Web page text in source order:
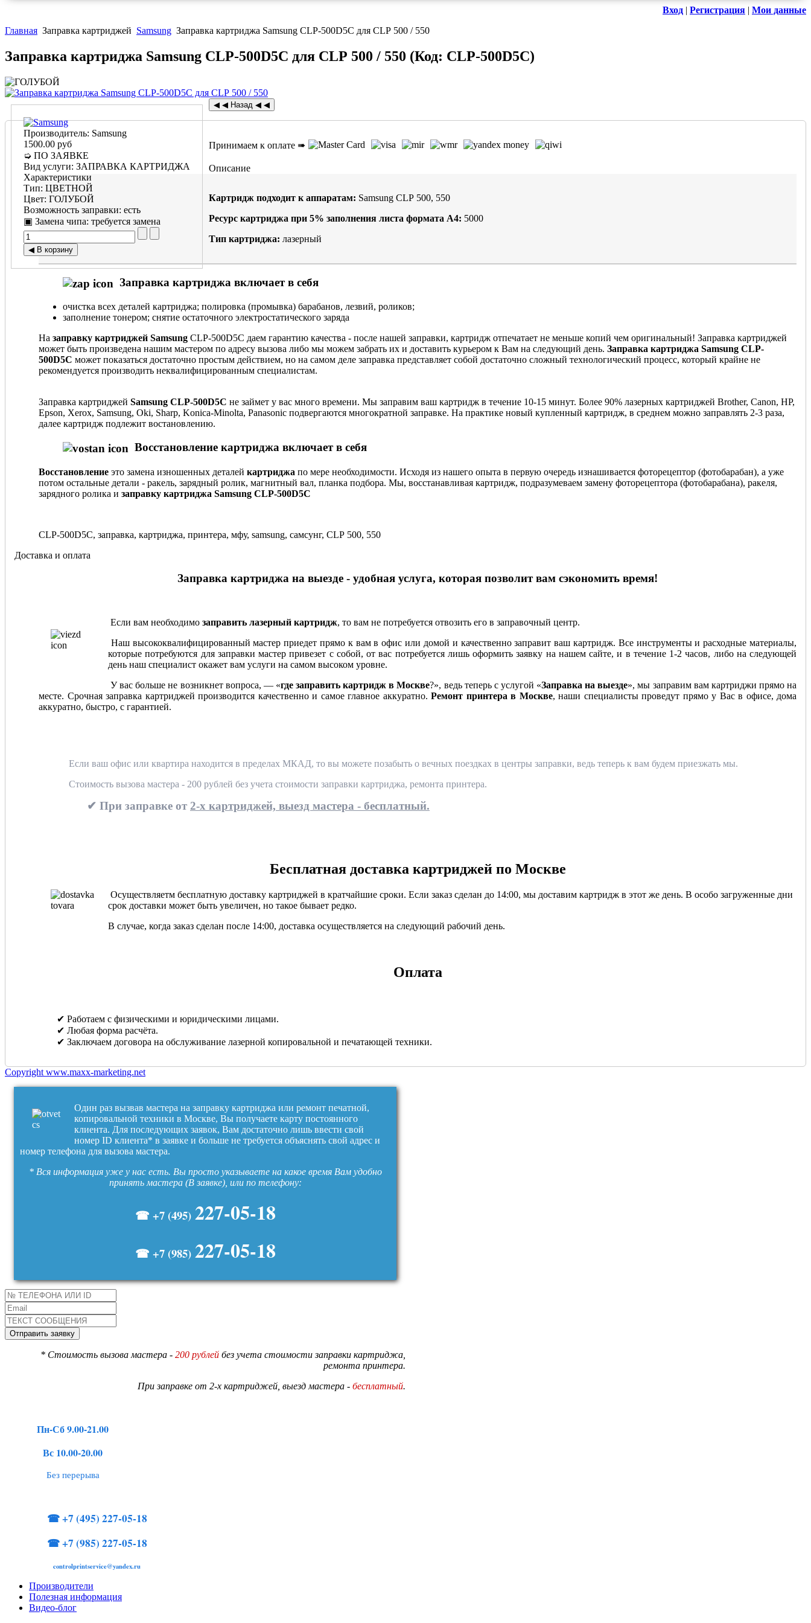
Вход | Регистрация | Мои данные
Главная Заправка картриджей Samsung Заправка картриджа Samsung CLP-500D5C для CLP 500 / 550
Заправка картриджа Samsung CLP-500D5C для CLP 500 / 550 (Код: CLP-500D5C)
Производитель: Samsung
1500.00 руб
➭ ПО ЗАЯВКЕ
Вид услуги: ЗАПРАВКА КАРТРИДЖА
Характеристики
Тип: ЦВЕТНОЙ
Цвет: ГОЛУБОЙ
Возможность заправки: есть
▣ Замена чипа: требуется замена
Принимаем к оплате ➠
Описание
Картридж подходит к аппаратам: Samsung CLP 500, 550
Ресурс картриджа при 5% заполнения листа формата А4: 5000
Тип картриджа: лазерный
Заправка картриджа включает в себя
очистка всех деталей картриджа; полировка (промывка) барабанов, лезвий, роликов;
заполнение тонером; снятие остаточного электростатического заряда
На заправку картриджей Samsung CLP-500D5C даем гарантию качества - после нашей заправки, картридж отпечатает не меньше копий чем оригинальный! Заправка картриджей
может быть произведена нашим мастером по адресу вызова либо мы можем забрать их и доставить курьером к Вам на следующий день. Заправка картриджа Samsung CLP-
500D5C может показаться достаточно простым действием, но на самом деле заправка представляет собой достаточно сложный технологический процесс, который крайне не
рекомендуется производить неквалифицированным специалистам.
Заправка картриджей Samsung CLP-500D5C не займет у вас много времени. Мы заправим ваш картридж в течение 10-15 минут. Более 90% лазерных картриджей Brother, Canon, HP,
Epson, Xerox, Samsung, Oki, Sharp, Konica-Minolta, Panasonic подвергаются многократной заправке. На практике новый купленный картридж, в среднем можно заправлять 2-3 раза,
далее картридж подлежит востановлению.
Восстановление картриджа включает в себя
Восстановление это замена изношенных деталей картриджа по мере необходимости. Исходя из нашего опыта в первую очередь изнашивается фоторецептор (фотобарабан), а уже
потом остальные детали - ракель, зарядный ролик, магнитный вал, планка подбора. Мы, восстанавливая картридж, подразумеваем замену фоторецептора (фотобарабана), ракеля,
зарядного ролика и заправку картриджа Samsung CLP-500D5C
CLP-500D5C, заправка, картриджа, принтера, мфу, samsung, самсунг, CLP 500, 550
Доставка и оплата
Заправка картриджа на выезде - удобная услуга, которая позволит вам сэкономить время!
Если вам необходимо заправить лазерный картридж, то вам не потребуется отвозить его в заправочный центр.
Наш высококвалифицированный мастер приедет прямо к вам в офис или домой и качественно заправит ваш картридж. Все инструменты и расходные материалы,
которые потребуются для заправки мастер привезет с собой, от вас потребуется лишь оформить заявку на нашем сайте, и в течение 1-2 часов, либо на следующей
день наш специалист окажет вам услуги на самом высоком уровне.
У вас больше не возникнет вопроса, — «где заправить картридж в Москве?», ведь теперь с услугой «Заправка на выезде», мы заправим вам картриджи прямо на
месте. Срочная заправка картриджей производится качественно и самое главное аккуратно. Ремонт принтера в Москве, наши специалисты проведут прямо у Вас в офисе, дома
аккуратно, быстро, с гарантией.
Если ваш офис или квартира находится в пределах МКАД, то вы можете позабыть о вечных поездках в центры заправки, ведь теперь к вам будем приезжать мы.
Стоимость вызова мастера - 200 рублей без учета стоимости заправки картриджа, ремонта принтера.
✔ При заправке от 2-х картриджей, выезд мастера - бесплатный.
Бесплатная доставка картриджей по Москве
Осуществляетм бесплатную доставку картриджей в кратчайшие сроки. Если заказ сделан до 14:00, мы доставим картридж в этот же день. В особо загруженные дни
срок доставки может быть увеличен, но такое бывает редко.
В случае, когда заказ сделан после 14:00, доставка осуществляется на следующий рабочий день.
Оплата
✔ Работаем с физическими и юридическими лицами.
✔ Любая форма расчёта.
✔ Заключаем договора на обслуживание лазерной копировальной и печатающей техники.
Copyright www.maxx-marketing.net
Один раз вызвав мастера на заправку картриджа или ремонт печатной,
копировальной техники в Москве, Вы получаете карту постоянного
клиента. Для последующих заявок, Вам достаточно лишь ввести свой
номер ID клиента* в заявке и больше не требуется объяснять свой адрес и
номер телефона для вызова мастера.
* Вся информация уже у нас есть. Вы просто указываете на какое время Вам удобно
принять мастера (В заявке), или по телефону:
☎ +7 (495) 227-05-18
☎ +7 (985) 227-05-18
* Стоимость вызова мастера - 200 рублей без учета стоимости заправки картриджа,
ремонта принтера.
При заправке от 2-х картриджей, выезд мастера - бесплатный.
Пн-Сб 9.00-21.00
Вс 10.00-20.00
Без перерыва
☎+7 (495) 227-05-18
☎+7 (985) 227-05-18
controlprintservice@yandex.ru
Производители
Полезная информация
Видео-блог